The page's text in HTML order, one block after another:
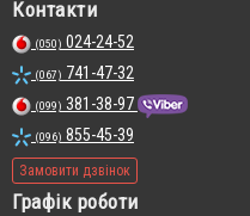
Контакти
(050) 024-24-52
(067) 741-47-32
(099) 381-38-97
(096) 855-45-39
Замовити дзвінок
Графік роботи